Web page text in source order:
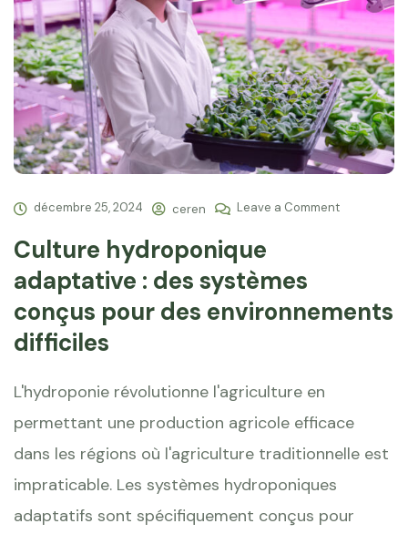
décembre 25, 2024 ceren Leave a Comment
Culture hydroponique
adaptative : des systèmes
conçus pour des environnements
difficiles
L'hydroponie révolutionne l'agriculture en
permettant une production agricole efficace
dans les régions où l'agriculture traditionnelle est
impraticable. Les systèmes hydroponiques
adaptatifs sont spécifiquement conçus pour